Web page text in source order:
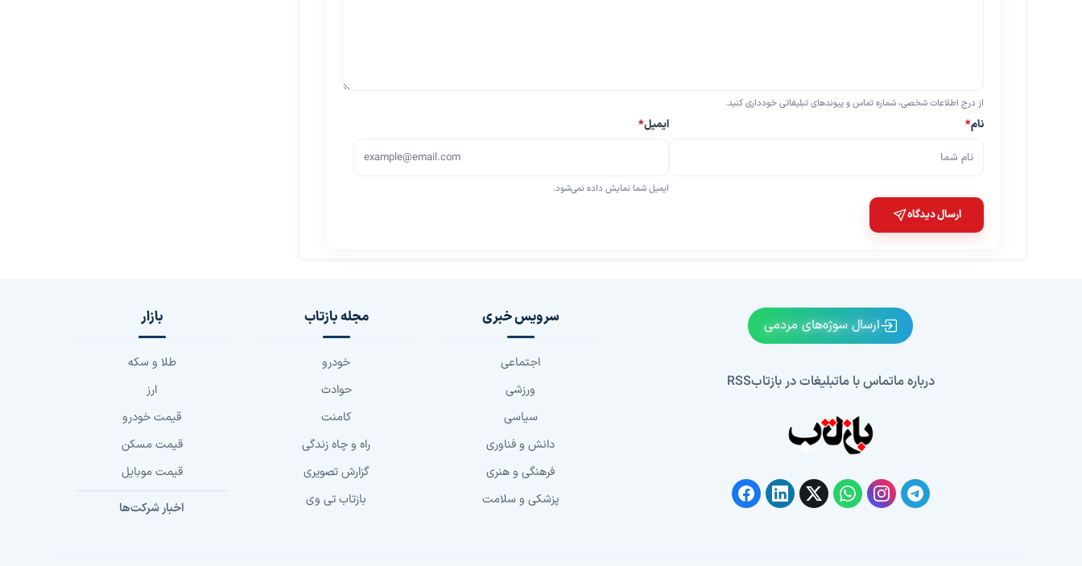
از درج اطلاعات شخصی، شماره تماس و پیوندهای تبلیغاتی خودداری کنید.
نام* ایمیل*
ایمیل شما نمایش داده نمی‌شود.
ارسال دیدگاه
ارسال سوژه‌های مردمی
درباره ماتماس با ماتبلیغات در بازتابRSS
سرویس خبری
اجتماعی
ورزشی
سیاسی
دانش و فناوری
فرهنگی و هنری
پزشکی و سلامت
مجله بازتاب
خودرو
حوادث
کامنت
راه و چاه زندگی
گزارش تصویری
بازتاب تی وی
بازار
طلا و سکه
ارز
قیمت خودرو
قیمت مسکن
قیمت موبایل
اخبار شرکت‌ها